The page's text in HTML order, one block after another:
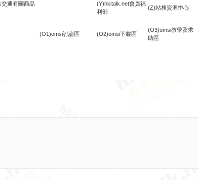
交通有關商品
(Y)hkitalk.net會員福
利部
(Z)站務資源中心
(O1)omsi討論區 (O2)omsi下載區
(O3)omsi教學及求
助區